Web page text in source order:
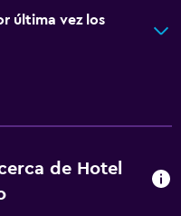
última vez los
de Hotel